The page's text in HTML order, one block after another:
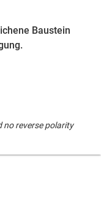
Baustein
no reverse polarity